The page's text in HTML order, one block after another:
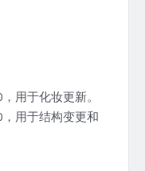
用于化妆更新。
用于结构变更和